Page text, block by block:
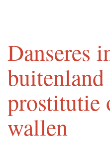
Danseres
prostitutie
wallen